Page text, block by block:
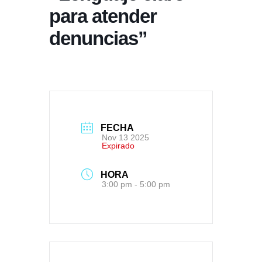
para atender
denuncias”
FECHA
Nov 13 2025
Expirado
HORA
3:00 pm - 5:00 pm